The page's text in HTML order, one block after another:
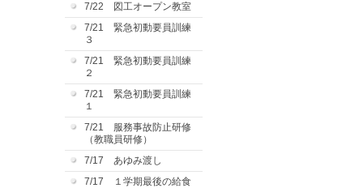
7/22 図工オープン教室
7/21 緊急初動要員訓練
３
7/21 緊急初動要員訓練
２
7/21 緊急初動要員訓練
１
7/21 服務事故防止研修
（教職員研修）
7/17 あゆみ渡し
7/17 １学期最後の給食